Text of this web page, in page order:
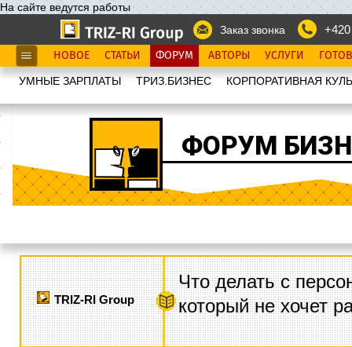
На сайте ведутся работы
Заказ звонка
НОВОЕ СТАТЬИ ФОРУМ АВТОРЫ УСЛУГИ
УМНЫЕ ЗАРПЛАТЫ ТРИЗ.БИЗНЕС КОРПОРАТИВНАЯ
ФОРУМ
TRIZ-RI Group
Что делать с
который не хочет